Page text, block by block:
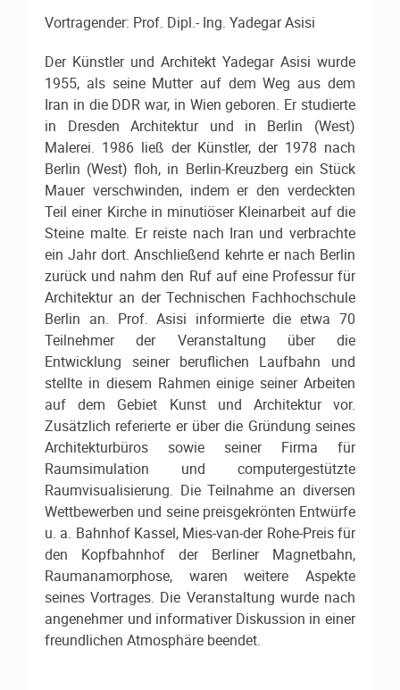
Vortragender: Prof. Dipl.- Ing. Yadegar Asisi
Der Künstler und Architekt Yadegar Asisi wurde
1955, als seine Mutter auf dem Weg aus dem
Iran in die DDR war, in Wien geboren. Er studierte
in Dresden Architektur und in Berlin (West)
Malerei. 1986 ließ der Künstler, der 1978 nach
Berlin (West) floh, in Berlin-Kreuzberg ein Stück
Mauer verschwinden, indem er den verdeckten
Teil einer Kirche in minutiöser Kleinarbeit auf die
Steine malte. Er reiste nach Iran und verbrachte
ein Jahr dort. Anschließend kehrte er nach Berlin
zurück und nahm den Ruf auf eine Professur für
Architektur an der Technischen Fachhochschule
Berlin an. Prof. Asisi informierte die etwa 70
Teilnehmer der Veranstaltung über die
Entwicklung seiner beruflichen Laufbahn und
stellte in diesem Rahmen einige seiner Arbeiten
auf dem Gebiet Kunst und Architektur vor.
Zusätzlich referierte er über die Gründung seines
Architekturbüros sowie seiner Firma für
Raumsimulation und computergestützte
Raumvisualisierung. Die Teilnahme an diversen
Wettbewerben und seine preisgekrönten Entwürfe
u. a. Bahnhof Kassel, Mies-van-der Rohe-Preis für
den Kopfbahnhof der Berliner Magnetbahn,
Raumanamorphose, waren weitere Aspekte
seines Vortrages. Die Veranstaltung wurde nach
angenehmer und informativer Diskussion in einer
freundlichen Atmosphäre beendet.